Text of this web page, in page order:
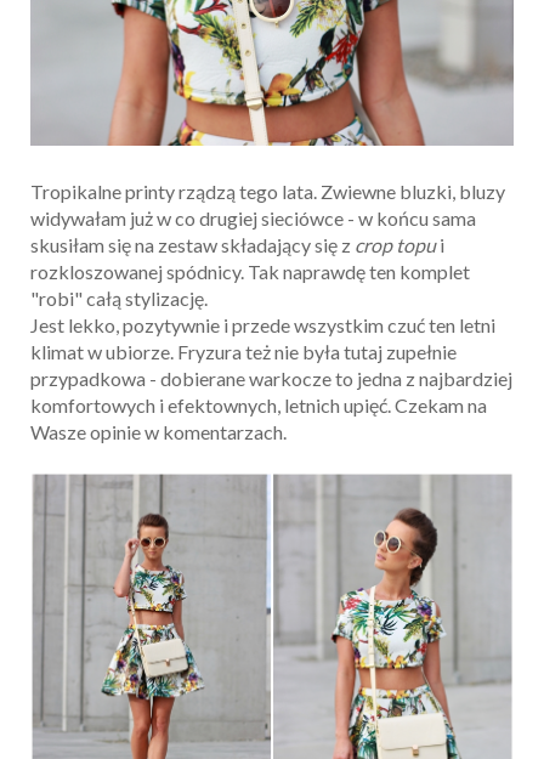
Tropikalne printy rządzą tego lata. Zwiewne bluzki, bluzy
widywałam już w co drugiej sieciówce - w końcu sama
skusiłam się na zestaw składający się z crop topui
rozkloszowanej spódnicy. Tak naprawdę ten komplet
"robi" całą stylizację.
Jest lekko, pozytywnie i przede wszystkim czuć ten letni
klimat w ubiorze. Fryzura też nie była tutaj zupełnie
przypadkowa - dobierane warkocze to jedna z najbardziej
komfortowych i efektownych, letnich upięć. Czekam na
Wasze opinie w komentarzach.